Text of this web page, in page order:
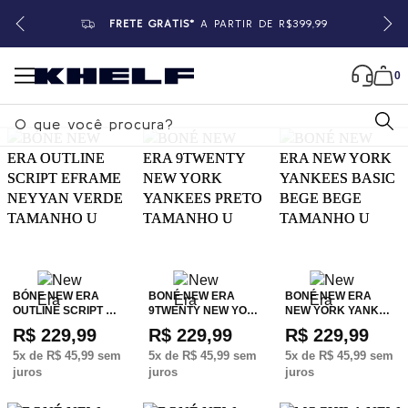
FRETE GRÁTIS* A PARTIR DE R$399,99
0
B
BÓNE NEW ERA
OUTLINE SCRIPT …
R$ 229,99
5x de R$ 45,99 sem
juros
BONÉ NEW ERA
9TWENTY NEW YO…
R$ 229,99
5x de R$ 45,99 sem
juros
BONÉ NEW ERA
NEW YORK YANK…
R$ 229,99
5x de R$ 45,99sem
juros